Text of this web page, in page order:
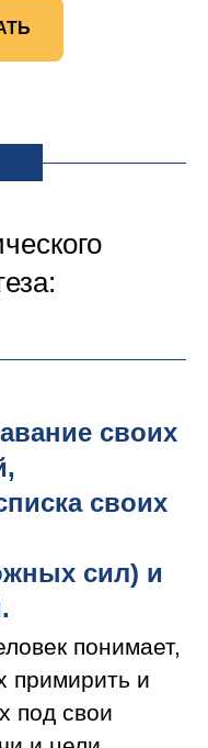
своих
своих
сил) и
понимает,
примирить и
под свои